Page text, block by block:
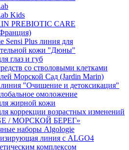
Kids
PREBIOTIC CARE
Sensi Plus линия для
кожи "Дюны"
глаз и губ
со стволовыми клетками
Морской Сад (Jardin Marin)
линия "Очищение и детоксикация"
омоложение
жирной кожи
коррекции возрастных изменений
/ МОРСКОЙ БЕРЕГ»
наборы Algologie
линия с ALGO4
комплексом